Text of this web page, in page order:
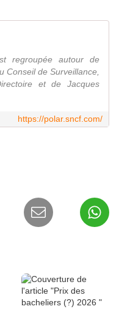
regroupée autour de
Conseil de Surveillance,
et de Jacques
https://polar.sncf.com/